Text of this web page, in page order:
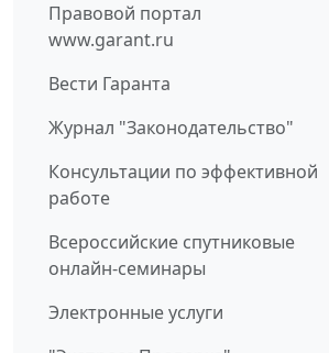
Правовой портал
www.garant.ru
Вести Гаранта
Журнал "Законодательство"
Консультации по эффективной
работе
Всероссийские спутниковые
онлайн-семинары
Электронные услуги